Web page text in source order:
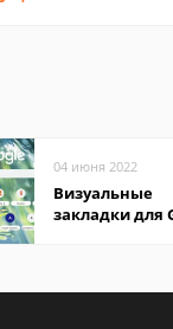
04 июня 2022
Визуальные
закладки для